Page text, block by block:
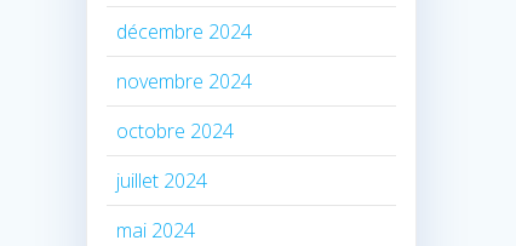
décembre 2024
novembre 2024
octobre 2024
juillet 2024
mai 2024